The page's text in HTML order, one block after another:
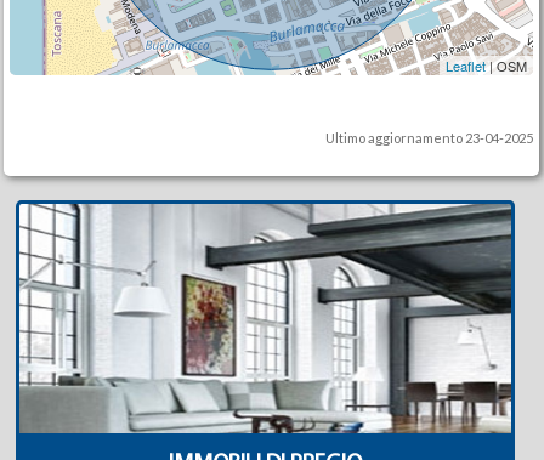
Leaflet| OSM
Ultimo aggiornamento 23-04-2025